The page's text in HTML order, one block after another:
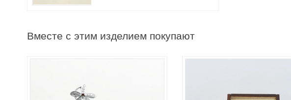
Вместе с этим изделием покупают